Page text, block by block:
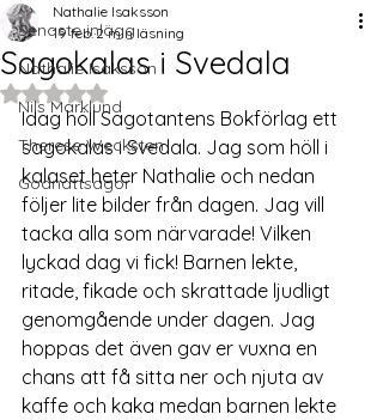
Senaste inlägg
Nathalie Isaksson
Nils Marklund
Therese Wecksten
Godnattsagor
Sagokalas i Svedala
Nathalie Isaksson
19 feb.2 min läsning
Betygsatt till NaN av 5 stjärnor.
Idag höll Sagotantens Bokförlag ett
sagokalas i Svedala. Jag som höll i
kalaset heter Nathalie och nedan
följer lite bilder från dagen. Jag vill
tacka alla som närvarade! Vilken
lyckad dag vi fick! Barnen lekte,
ritade, fikade och skrattade ljudligt
genomgående under dagen. Jag
hoppas det även gav er vuxna en
chans att få sitta ner och njuta av
kaffe och kaka medan barnen lekte